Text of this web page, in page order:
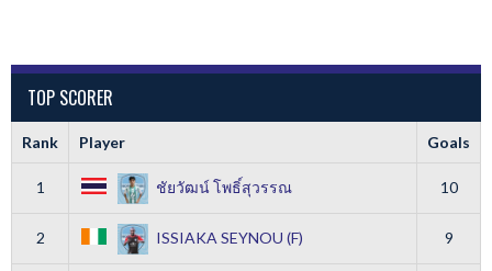
TOP SCORER
Rank Player Goals
1 ชัยวัฒน์ โพธิ์สุวรรณ 10
2 ISSIAKA SEYNOU (F) 9